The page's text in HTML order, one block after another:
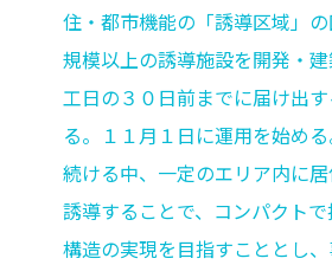
住・都市機能の「誘導区域」
規模以上の誘導施設を開発・
工日の３０日前までに届け出
る。１１月１日に運用を始め
続ける中、一定のエリア内に
誘導することで、コンパクト
構造の実現を目指すこととし